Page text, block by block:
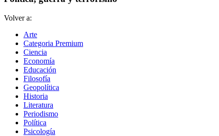
Volver a:
Arte
Categoria Premium
Ciencia
Economía
Educación
Filosofía
Geopolítica
Historia
Literatura
Periodismo
Política
Psicología